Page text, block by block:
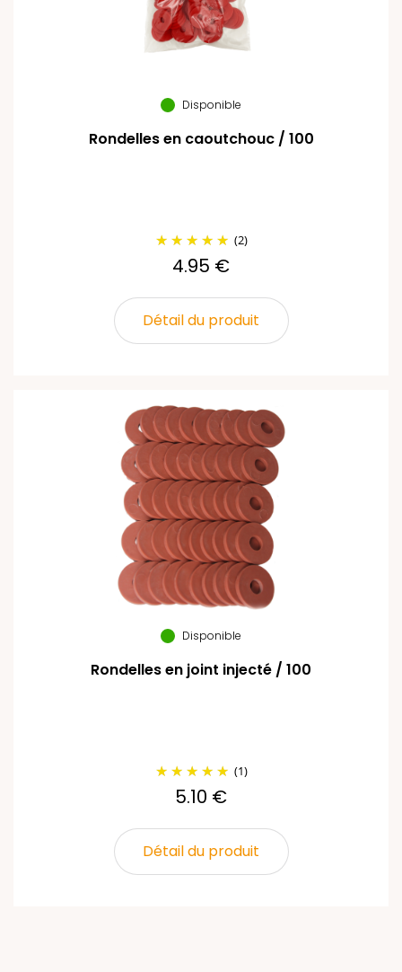
Disponible
Rondelles en caoutchouc / 100
(2)
4.95 €
Détail du produit
Disponible
Rondelles en joint injecté / 100
(1)
5.10 €
Détail du produit